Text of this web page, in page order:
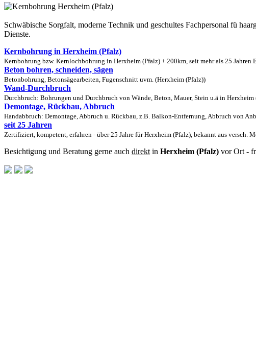
Schwäbische Sorgfalt, moderne Technik und geschultes Fachpersonal fü
Dienste.
Kernbohrung in Herxheim (Pfalz)
Kernbohrung bzw. Kernlochbohrung in Herxheim (Pfalz) + 200km, seit mehr als 25 Jahren
Beton bohren, schneiden, sägen
Betonbohrung, Betonsägearbeiten, Fugenschnitt uvm. (Herxheim (Pfalz))
Wand-Durchbruch
Durchbruch: Bohrungen und Durchbruch von Wände, Beton, Mauer, Stein u.ä in
Demontage, Rückbau, Abbruch
Handabbruch: Demontage, Abbruch u. Rückbau, z.B. Balkon-Entfernung, Abbruch von
seit 25 Jahren
Zertifiziert, kompetent, erfahren - über 25 Jahre für Herxheim (Pfalz), bekannt aus versch.
Besichtigung und Beratung gerne auch direkt in Herxheim (Pfalz) vor Ort -